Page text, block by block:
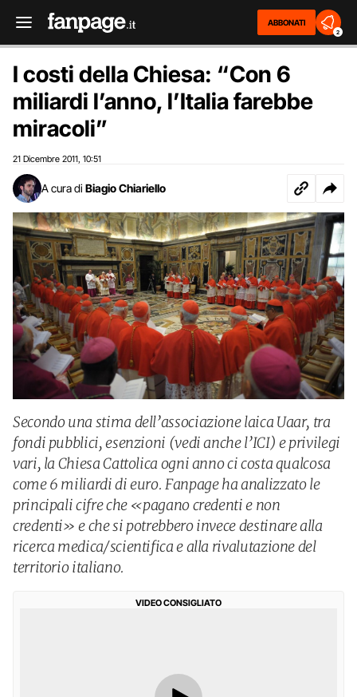
ABBONATI
2
I costi della Chiesa: “Con 6
miliardi l’anno, l’Italia farebbe
miracoli”
21 Dicembre 2011 10:51
A cura di Biagio Chiariello
Secondo una stima dell’associazione laica Uaar, tra
fondi pubblici, esenzioni (vedi anche l’ICI) e privilegi
vari, la Chiesa Cattolica ogni anno ci costa qualcosa
come 6 miliardi di euro. Fanpage ha analizzato le
principali cifre che «pagano credenti e non
credenti» e che si potrebbero invece destinare alla
ricerca medica/scientifica e alla rivalutazione del
territorio italiano.
VIDEO CONSIGLIATO